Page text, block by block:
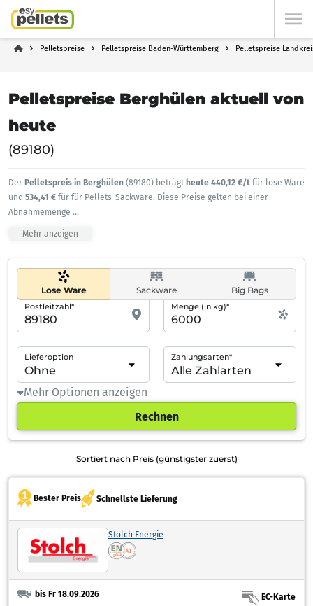
Pelletspreise Pelletspreise Baden-Württemberg Pelletspreise
Pelletspreise Berghülen aktuell von
heute
(89180)
Der Pelletspreis in Berghülen (89180) beträgt heute 440,12 €/t für lose Ware
und 534,41 € für für Pellets-Sackware. Diese Preise gelten bei einer
Abnahmemenge ...
Mehr anzeigen
Lose Ware Sackware Big Bags
Postleitzahl* Menge (in kg)*
Lieferoption Zahlungsarten*
Mehr Optionen anzeigen
Rechnen
Sortiert nach Preis (günstigster zuerst)
Bester Preis Schnellste Lieferung
Stolch Energie
bis Fr 18.09.2026
EC-Karte